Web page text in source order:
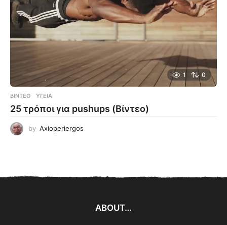
1 0
ΒΊΝΤΕΟ ΥΓΕΊΑ
25 τρόποι για pushups (Βίντεο)
by Axioperiergos
ABOUT…